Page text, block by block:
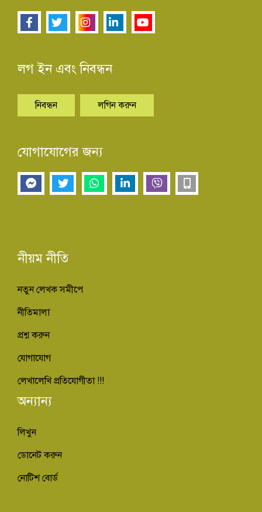
লগ ইন এবং নিবন্ধন
নিবন্ধন লগিন করুন
যোগাযোগের জন্য
নীয়ম নীতি
নতুন লেখক সমীপে
নীতিমালা
প্রশ্ন করুন
যোগাযোগ
লেখালেখি প্রতিযোগীতা !!!
অন্যান্য
লিখুন
ডোনেট করুন
নোটিশ বোর্ড